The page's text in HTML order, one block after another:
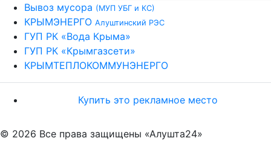
Вывоз мусора (МУП УБГ и КС)
КРЫМЭНЕРГО Алуштинский РЭС
ГУП РК «Вода Крыма»
ГУП РК «Крымгазсети»
КРЫМТЕПЛОКОММУНЭНЕРГО
Купить это рекламное место
© 2026 Все права защищены «Алушта24»